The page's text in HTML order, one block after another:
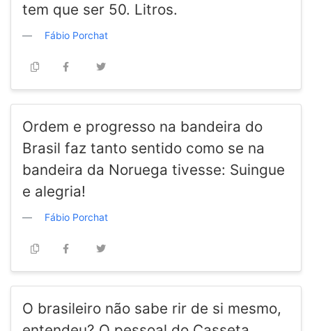
tem que ser 50. Litros.
Fábio Porchat
Ordem e progresso na bandeira do
Brasil faz tanto sentido como se na
bandeira da Noruega tivesse: Suingue
e alegria!
Fábio Porchat
O brasileiro não sabe rir de si mesmo,